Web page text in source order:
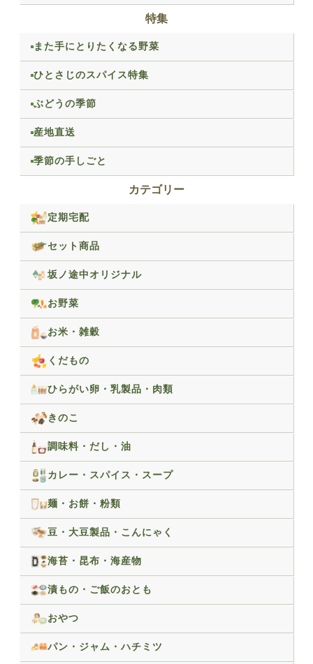
特集
また手にとりたくなる野菜
ひとさじのスパイス特集
ぶどうの季節
産地直送
季節の手しごと
カテゴリー
定期宅配
セット商品
坂ノ途中オリジナル
お野菜
お米・雑穀
くだもの
ひらがい卵・乳製品・肉類
きのこ
調味料・だし・油
カレー・スパイス・スープ
麺・お餅・粉類
豆・大豆製品・こんにゃく
海苔・昆布・海産物
漬もの・ご飯のおとも
おやつ
パン・ジャム・ハチミツ